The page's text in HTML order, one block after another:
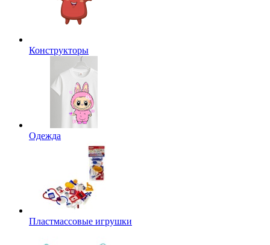
Конструкторы
Одежда
Пластмассовые игрушки